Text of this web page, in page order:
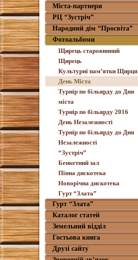
Міста-партнери
РЦ “Зустріч”
Народний дім “Просвіта”
Фотоальбоми
Щирець старовинний
Щирець
Культурні пам’ятки Щирця
День Міста
Турнір по більярду до Дня
міста
Турнір по більярду 2016
День Незалежності
Турнір по більярду до Дня
Незалежності
“Зустріч”
Бенкетний зал
Пінна дискотека
Новорічна дискотека
Гурт “Злата”
Гурт “Злата”
Каталог статей
Земельний відділ
Гостьова книга
Друзі сайту